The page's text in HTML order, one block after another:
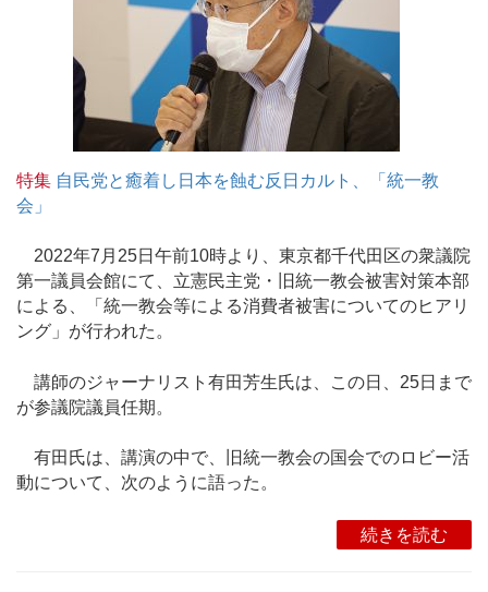
特集 自民党と癒着し日本を蝕む反日カルト、「統一教
会」
2022年7月25日午前10時より、東京都千代田区の衆議院
第一議員会館にて、立憲民主党・旧統一教会被害対策本部
による、「統一教会等による消費者被害についてのヒアリ
ング」が行われた。
講師のジャーナリスト有田芳生氏は、この日、25日まで
が参議院議員任期。
有田氏は、講演の中で、旧統一教会の国会でのロビー活
動について、次のように語った。
続きを読む